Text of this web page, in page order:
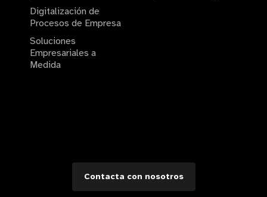
Digitalización de
Procesos de Empresa
Soluciones
Empresariales a
Medida
Contacta con nosotros